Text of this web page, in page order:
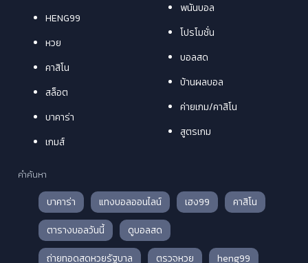
HENG99
หวย
คาสิโน
สล็อต
บาคาร่า
เกมส์
พนันบอล
โปรโมชั่น
บอลสด
บ้านผลบอล
ค่ายเกม/คาสิโน
สูตรเกม
คำค้นหา
บาคาร่า แทงบอลออนไลน์ เฮง99
คาสิโน
ตารางบอลวันนี้
ดูบอลสด
ถ่ายทอดสดหวยรัฐบาล
ตรวจหวย heng99